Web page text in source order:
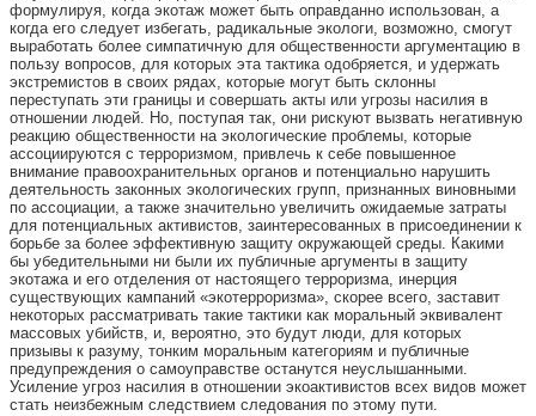
формулируя, когда экотаж может быть оправданно использован, а
когда его следует избегать, радикальные экологи, возможно, смогут
выработать более симпатичную для общественности аргументацию в
пользу вопросов, для которых эта тактика одобряется, и удержать
экстремистов в своих рядах, которые могут быть склонны
переступать эти границы и совершать акты или угрозы насилия в
отношении людей. Но, поступая так, они рискуют вызвать негативную
реакцию общественности на экологические проблемы, которые
ассоциируются с терроризмом, привлечь к себе повышенное
внимание правоохранительных органов и потенциально нарушить
деятельность законных экологических групп, признанных виновными
по ассоциации, а также значительно увеличить ожидаемые затраты
для потенциальных активистов, заинтересованных в присоединении к
борьбе за более эффективную защиту окружающей среды. Какими
бы убедительными ни были их публичные аргументы в защиту
экотажа и его отделения от настоящего терроризма, инерция
существующих кампаний «экотерроризма», скорее всего, заставит
некоторых рассматривать такие тактики как моральный эквивалент
массовых убийств, и, вероятно, это будут люди, для которых
призывы к разуму, тонким моральным категориям и публичные
предупреждения о самоуправстве останутся неуслышанными.
Усиление угроз насилия в отношении экоактивистов всех видов может
стать неизбежным следствием следования по этому пути.